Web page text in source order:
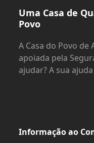
Uma Casa de
Povo
A Casa do Povo de
apoiada pela
ajudar? A sua
Informação ao